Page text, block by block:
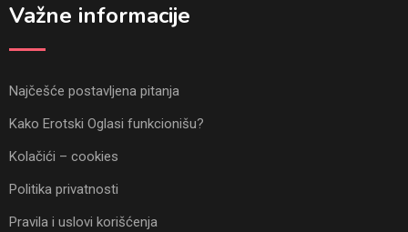
Važne informacije
Najčešće postavljena pitanja
Kako Erotski Oglasi funkcionišu?
Kolačići – cookies
Politika privatnosti
Pravila i uslovi korišćenja